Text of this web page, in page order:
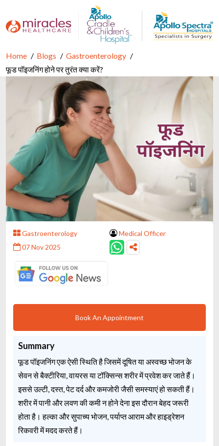
Home Blogs
Gastroenterology
फूड पॉइजनिंग होने पर तुरंत क्या करें?
Gastroenterology
Medical Officer
07 Nov 2025
Book An Appointment
Summary
फूड पॉइजनिंग एक ऐसी स्थिति है जिसमें दूषित या अस्वच्छ भोजन के
सेवन से बैक्टीरिया, वायरस या टॉक्सिन्स शरीर में प्रवेश कर जाते हैं।
इससे उल्टी, दस्त, पेट दर्द और कमजोरी जैसी समस्याएं हो सकती हैं।
शरीर में पानी और लवण की कमी न होने देना इस दौरान बेहद जरूरी
होता है। हल्का और सुपाच्य भोजन, पर्याप्त आराम और हाइड्रेशन
रिकवरी में मदद करते हैं।